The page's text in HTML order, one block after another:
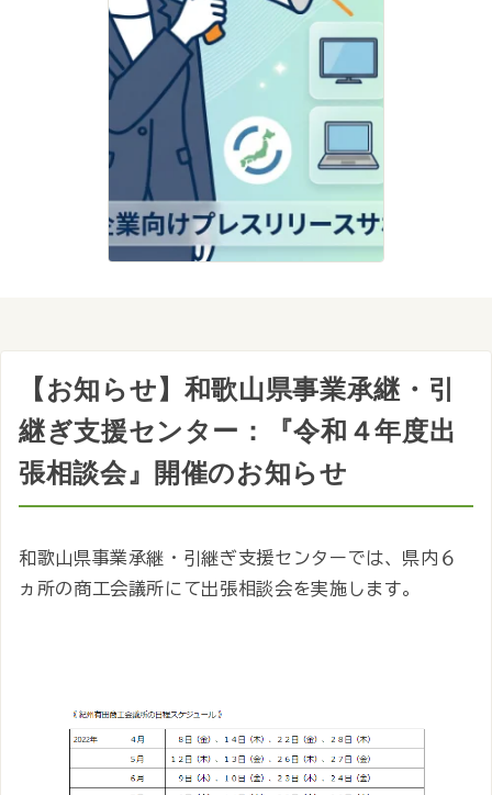
【お知らせ】和歌山県事業承継・引
継ぎ支援センター：『令和４年度出
張相談会』開催のお知らせ
和歌山県事業承継・引継ぎ支援センターでは、県内６
ヵ所の商工会議所にて出張相談会を実施します。